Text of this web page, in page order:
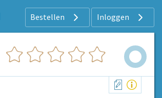
Bestellen Inloggen